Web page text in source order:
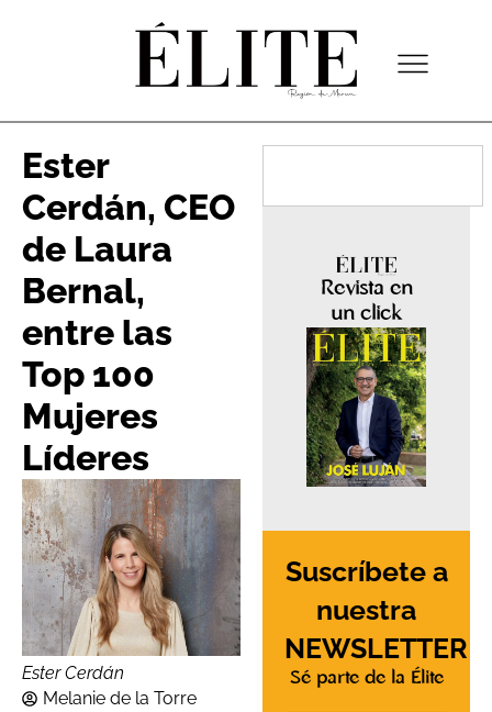
Ester
Cerdán, CEO
de Laura
Bernal,
entre las
Top 100
Mujeres
Líderes
Ester Cerdán
Melanie de la Torre
Revista en
un click
Suscríbete a
nuestra
NEWSLETTER
Sé parte de la Élite